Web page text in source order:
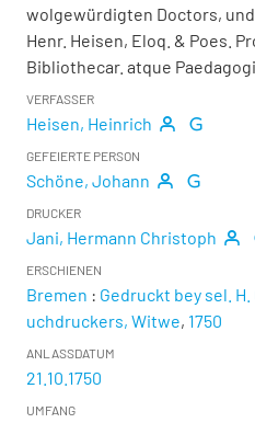
wolgewürdigten Doctors,
Henr. Heisen, Eloq. & Poes.
Bibliothecar. atque
VERFASSER
Heisen, Heinrich
GEFEIERTE PERSON
Schöne, Johann
DRUCKER
Jani, Hermann Christoph
ERSCHIENEN
Bremen : Gedruckt bey sel.
uchdruckers, Witwe, 1750
ANLASSDATUM
21.10.1750
UMFANG